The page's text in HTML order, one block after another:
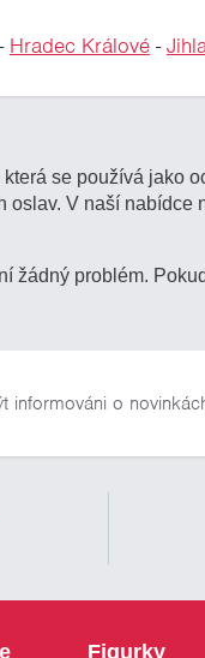
Hradec Králové-
se používá jako
oslav. V naší
žádný problém.
informováni o
Figurky